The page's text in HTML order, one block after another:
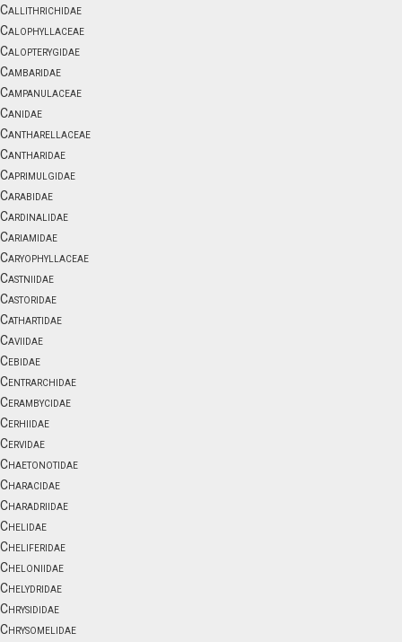
Callithrichidae
Calophyllaceae
Calopterygidae
Cambaridae
Campanulaceae
Canidae
Cantharellaceae
Cantharidae
Caprimulgidae
Carabidae
Cardinalidae
Cariamidae
Caryophyllaceae
Castniidae
Castoridae
Cathartidae
Caviidae
Cebidae
Centrarchidae
Cerambycidae
Cerhiidae
Cervidae
Chaetonotidae
Characidae
Charadriidae
Chelidae
Cheliferidae
Cheloniidae
Chelydridae
Chrysididae
Chrysomelidae